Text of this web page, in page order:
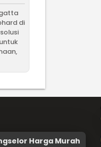
di
Harga Murah